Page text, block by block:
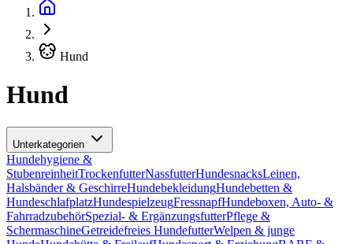
Hund
Hund
Unterkategorien
Hundehygiene &
StubenreinheitTrockenfutterNassfutterHundesnacksLeinen,
Halsbänder & GeschirreHundebekleidungHundebetten &
HundeschlafplatzHundespielzeugFressnapfHundeboxen, Auto- &
FahrradzubehörSpezial- & ErgänzungsfutterPflege &
SchermaschineGetreidefreies HundefutterWelpen & junge